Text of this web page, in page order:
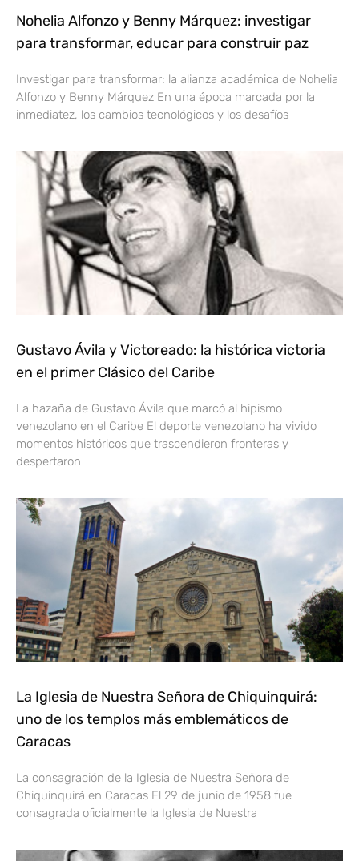
Nohelia Alfonzo y Benny Márquez: investigar
para transformar, educar para construir paz
Investigar para transformar: la alianza académica de Nohelia
Alfonzo y Benny Márquez En una época marcada por la
inmediatez, los cambios tecnológicos y los desafíos
Gustavo Ávila y Victoreado: la histórica victoria
en el primer Clásico del Caribe
La hazaña de Gustavo Ávila que marcó al hipismo
venezolano en el Caribe El deporte venezolano ha vivido
momentos históricos que trascendieron fronteras y
despertaron
La Iglesia de Nuestra Señora de Chiquinquirá:
uno de los templos más emblemáticos de
Caracas
La consagración de la Iglesia de Nuestra Señora de
Chiquinquirá en Caracas El 29 de junio de 1958 fue
consagrada oficialmente la Iglesia de Nuestra